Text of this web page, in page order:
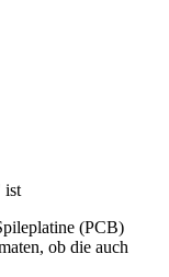
ist
(PCB)
ob die auch